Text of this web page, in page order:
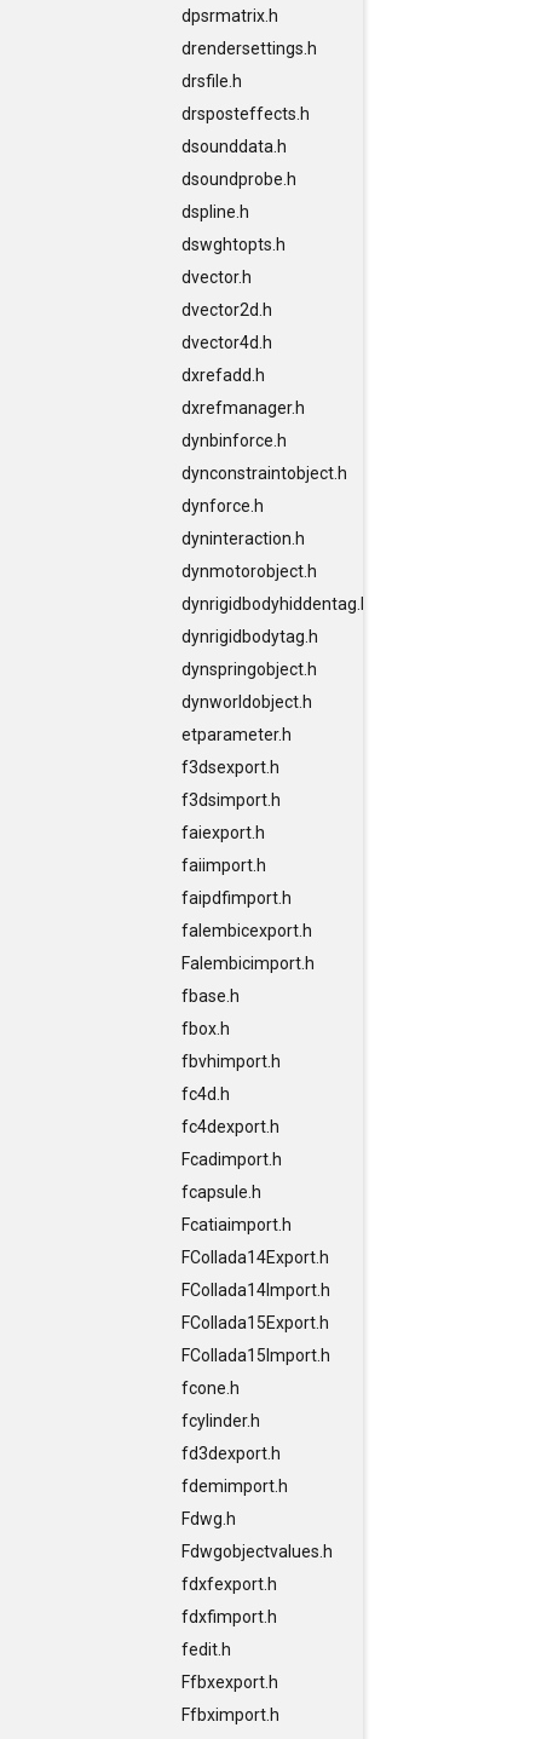
dpsrmatrix.h
drendersettings.h
drsfile.h
drsposteffects.h
dsounddata.h
dsoundprobe.h
dspline.h
dswghtopts.h
dvector.h
dvector2d.h
dvector4d.h
dxrefadd.h
dxrefmanager.h
dynbinforce.h
dynconstraintobject.h
dynforce.h
dyninteraction.h
dynmotorobject.h
dynrigidbodyhiddentag.h
dynrigidbodytag.h
dynspringobject.h
dynworldobject.h
etparameter.h
f3dsexport.h
f3dsimport.h
faiexport.h
faiimport.h
faipdfimport.h
falembicexport.h
Falembicimport.h
fbase.h
fbox.h
fbvhimport.h
fc4d.h
fc4dexport.h
Fcadimport.h
fcapsule.h
Fcatiaimport.h
FCollada14Export.h
FCollada14Import.h
FCollada15Export.h
FCollada15Import.h
fcone.h
fcylinder.h
fd3dexport.h
fdemimport.h
Fdwg.h
Fdwgobjectvalues.h
fdxfexport.h
fdxfimport.h
fedit.h
Ffbxexport.h
Ffbximport.h